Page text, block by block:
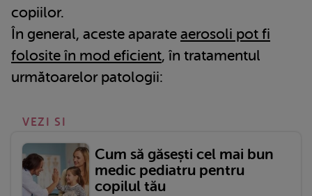
copiilor.
În general, aceste aparate aerosoli pot fi
folosite în mod eficient, în tratamentul
următoarelor patologii:
VEZI SI
Cum să găsești cel mai bun
medic pediatru pentru
copilul tău